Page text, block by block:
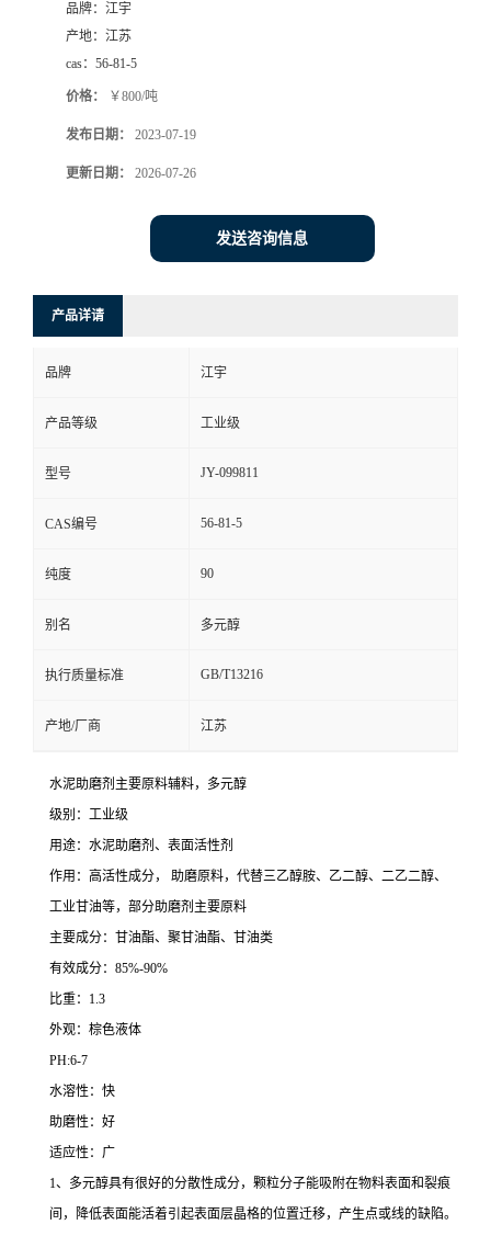
品牌： 江宇
产地： 江苏
cas： 56-81-5
价格： ￥800/吨
发布日期： 2023-07-19
更新日期： 2026-07-26
发送咨询信息
产品详请
品牌 江宇
产品等级 工业级
型号 JY-099811
CAS编号 56-81-5
纯度 90
别名 多元醇
执行质量标准 GB/T13216
产地/厂商 江苏
水泥助磨剂主要原料辅料，多元醇
级别：工业级
用途：水泥助磨剂、表面活性剂
作用：高活性成分， 助磨原料，代替三乙醇胺、乙二醇、二乙二醇、
工业甘油等，部分助磨剂主要原料
主要成分：甘油酯、聚甘油酯、甘油类
有效成分：85%-90%
比重：1.3
外观：棕色液体
PH:6-7
水溶性：快
助磨性：好
适应性：广
1、多元醇具有很好的分散性成分，颗粒分子能吸附在物料表面和裂痕
间，降低表面能活着引起表面层晶格的位置迁移，产生点或线的缺陷。